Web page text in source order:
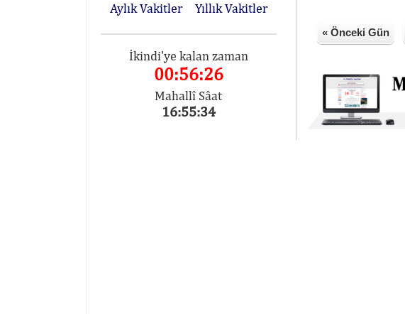
Aylık Vakitler
Yıllık Vakitler
İkindi'ye kalan zaman
00:56:26
Mahallî Sâat
16:55:34
« Önceki Gün